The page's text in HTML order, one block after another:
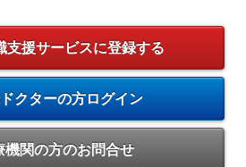
支援サービスに登録する
クターの方ログイン
機関の方のお問合せ